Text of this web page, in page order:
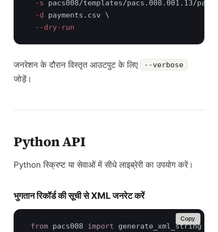
  -s
  -d
जनरेशन के दौरान विस्तृत आउटपुट के लिए --verbose
जोड़ें।
Python API
Python स्क्रिप्ट या सेवाओं में सीधे लाइब्रेरी का उपयोग करें।
भुगतान रिकॉर्ड की सूची से XML जनरेट करें
from pacs008 import
Copy